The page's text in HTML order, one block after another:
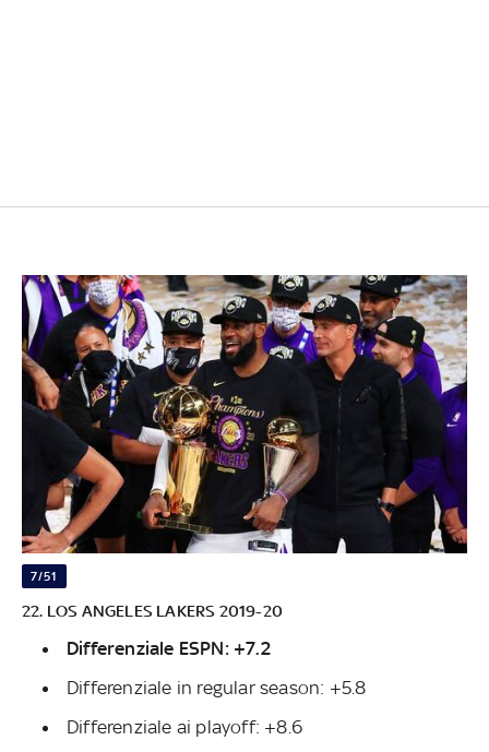
7/51
22. LOS ANGELES LAKERS 2019-20
Differenziale ESPN: +7.2
Differenziale in regular season: +5.8
Differenziale ai playoff: +8.6